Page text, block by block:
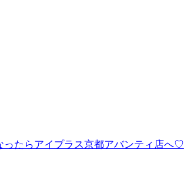
ったらアイプラス京都アバンティ店へ♡